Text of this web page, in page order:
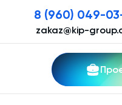
8 (960) 049-
zakaz@kip-